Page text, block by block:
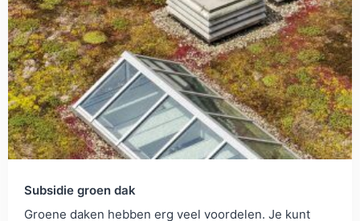
Subsidie groen dak
Groene daken hebben erg veel voordelen. Je kunt